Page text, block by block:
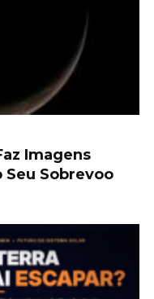
Imagens
Seu Sobrevoo